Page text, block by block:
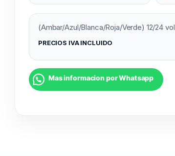
(Ambar/Azul/Blanca/Roja/Verde) 12/24 vol
PRECIOS IVA INCLUIDO
Mas informacion por Whatsapp